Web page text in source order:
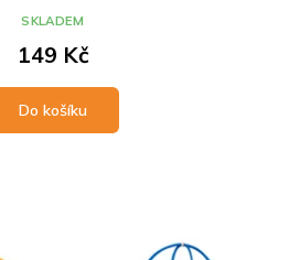
149 Kč
Do košíku
SKLADEM